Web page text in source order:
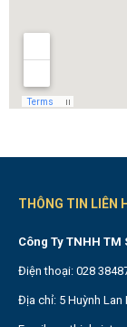
THÔNG TIN LIÊN
Công Ty TNHH TM
Điện thoại: 028
Địa chỉ: 5 Huỳnh Lan